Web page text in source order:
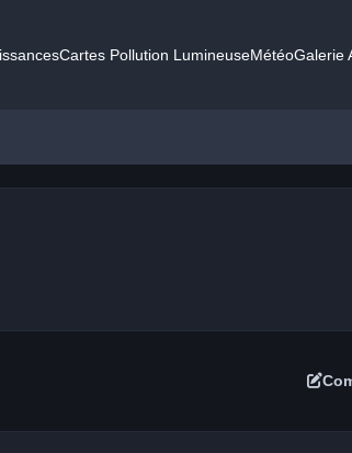
Cartes Pollution LumineuseMétéoGalerie